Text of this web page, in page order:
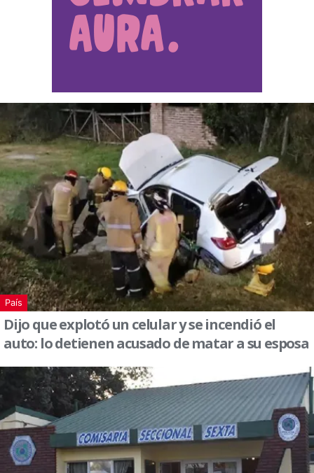
País
Dijo que explotó un celular y se incendió el
auto: lo detienen acusado de matar a su esposa